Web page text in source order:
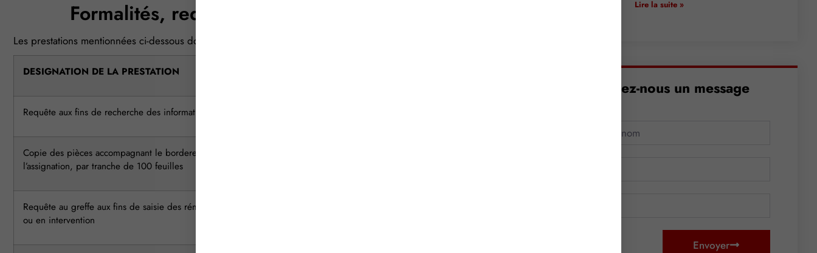
Formalités, requêtes et diligences – 2016
Les prestations mentionnées ci-dessous donnent lieu à la perception des émoluments suivants :
DESIGNATION DE LA PRESTATION
Requête aux fins de recherche des informations
Copie des pièces accompagnant le bordereau annexé à
l’assignation, par tranche de 100 feuilles
Requête au greffe aux fins de saisie des rémunérations
ou en intervention
Lire la suite »
Envoyez-nous un message
Envoyer